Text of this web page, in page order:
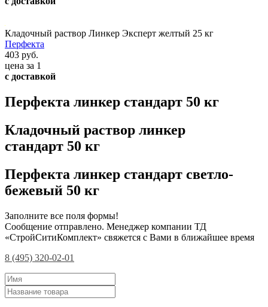
Кладочный раствор Линкер Эксперт желтый 25 кг
Перфекта
403 руб.
цена за 1
с доставкой
Перфекта линкер стандарт 50 кг
Кладочный раствор линкер
стандарт 50 кг
Перфекта линкер стандарт светло-
бежевый 50 кг
Заполните все поля формы!
Сообщение отправлено. Менеджер компании ТД
«СтройСитиКомплект» свяжется с Вами в ближайшее время
8 (495) 320-02-01